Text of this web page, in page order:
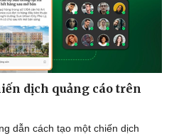
dịch quảng cáo trên
dẫn cách tạo một chiến dịch